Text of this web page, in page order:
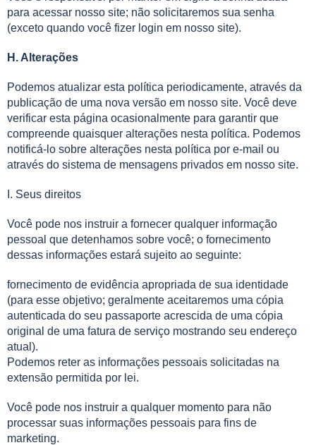
para acessar nosso site; não solicitaremos sua senha
(exceto quando você fizer login em nosso site).
H. Alterações
Podemos atualizar esta política periodicamente, através da
publicação de uma nova versão em nosso site. Você deve
verificar esta página ocasionalmente para garantir que
compreende quaisquer alterações nesta política. Podemos
notificá-lo sobre alterações nesta política por e-mail ou
através do sistema de mensagens privados em nosso site.
I. Seus direitos
Você pode nos instruir a fornecer qualquer informação
pessoal que detenhamos sobre você; o fornecimento
dessas informações estará sujeito ao seguinte:
fornecimento de evidência apropriada de sua identidade
(para esse objetivo; geralmente aceitaremos uma cópia
autenticada do seu passaporte acrescida de uma cópia
original de uma fatura de serviço mostrando seu endereço
atual).
Podemos reter as informações pessoais solicitadas na
extensão permitida por lei.
Você pode nos instruir a qualquer momento para não
processar suas informações pessoais para fins de
marketing.